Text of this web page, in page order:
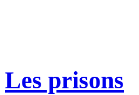
Les prisons